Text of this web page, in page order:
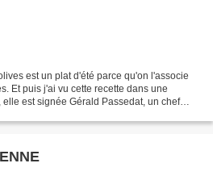
est un plat d'été parce qu'on l'associe
Et puis j'ai vu cette recette dans une
est signée Gérald Passedat, un chef